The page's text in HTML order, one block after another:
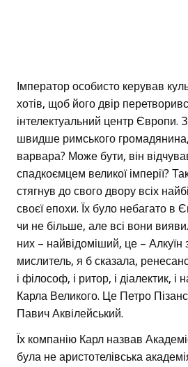
Імператор особисто керував
хотів, щоб його двір
інтелектуальний центр Європи.
швидше римського
варвара? Може бути, він
спадкоємцем великої імперії?
стягнув до свого двору всіх
своєї епохи. Їх було небагато в
чи не більше, але всі вони
них – найвідоміший, це – Алкуїн
мислитель, я б сказала,
і філософ, і ритор, і діалектик, і
Карла Великого. Це Петро
Павич Аквілейський.
Їх компанію Карл назвав
була не аристотелівська